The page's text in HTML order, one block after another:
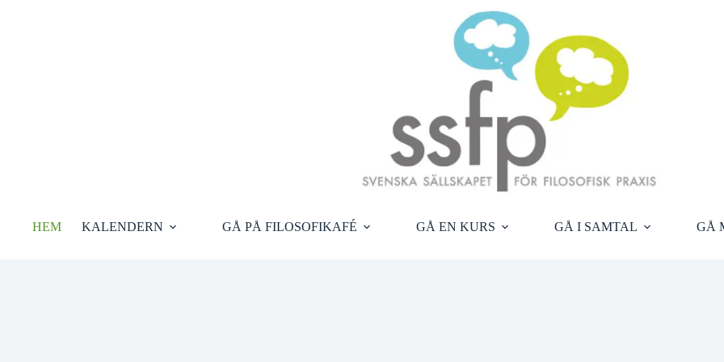
HEM KALENDERN GÅ PÅ FILOSOFIKAFÉ GÅ EN KURS GÅ I SAMTAL GÅ